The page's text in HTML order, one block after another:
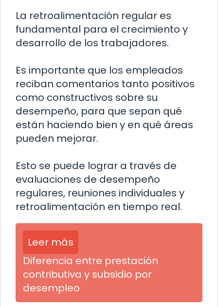
La retroalimentación regular es
fundamental para el crecimiento y
desarrollo de los trabajadores.
Es importante que los empleados
reciban comentarios tanto positivos
como constructivos sobre su
desempeño, para que sepan qué
están haciendo bien y en qué áreas
pueden mejorar.
Esto se puede lograr a través de
evaluaciones de desempeño
regulares, reuniones individuales y
retroalimentación en tiempo real.
Leer más
Diferencia entre prestación
contributiva y subsidio por
desempleo